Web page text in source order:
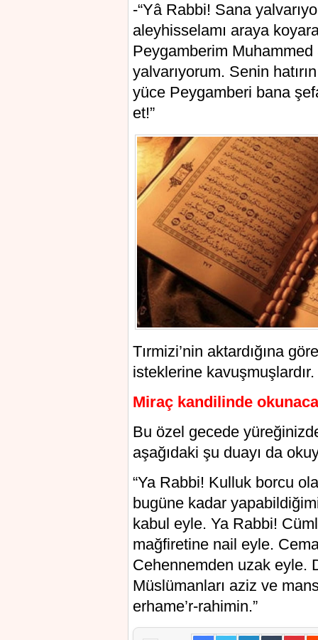
-“Yâ Rabbi! Sana
aleyhisselamı araya
Peygamberim
yalvarıyorum. Senin
yüce Peygamberi bana
et!”
Tırmizi’nin aktardığına
isteklerine kavuşmuşlardır.
Miraç kandilinde
Bu özel gecede
aşağıdaki şu duayı da
“Ya Rabbi! Kulluk borcu
bugüne kadar
kabul eyle. Ya Rabbi!
mağfiretine nail eyle.
Cehennemden uzak eyle.
Müslümanları aziz ve
erhame’r-rahimin.”